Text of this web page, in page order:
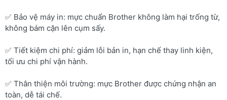
✅ Bảo vệ máy in: mực chuẩn Brother không làm hại trống từ,
không bám cặn lên cụm sấy.
✅ Tiết kiệm chi phí: giảm lỗi bản in, hạn chế thay linh kiện,
tối ưu chi phí vận hành.
✅ Thân thiện môi trường: mực Brother được chứng nhận an
toàn, dễ tái chế.